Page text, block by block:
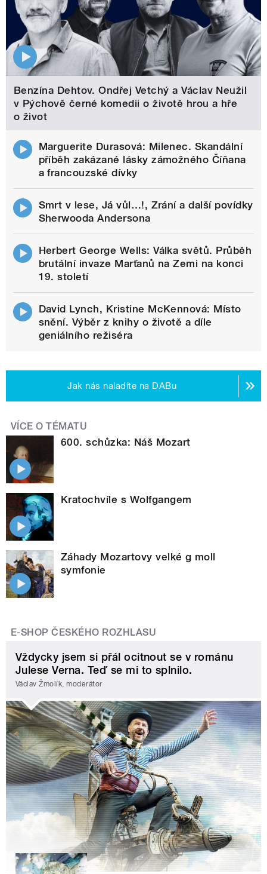
Benzína Dehtov. Ondřej Vetchý a Václav Neužil
v Pýchově černé komedii o životě hrou a hře
o život
Marguerite Durasová: Milenec. Skandální
příběh zakázané lásky zámožného Číňana
a francouzské dívky
Smrt v lese, Já vůl…!, Zrání a další povídky
Sherwooda Andersona
Herbert George Wells: Válka světů. Průběh
brutální invaze Marťanů na Zemi na konci
19. století
David Lynch, Kristine McKennová: Místo
snění. Výběr z knihy o životě a díle
geniálního režiséra
Jak nás naladíte na DABu
VÍCE O TÉMATU
600. schůzka: Náš Mozart
Kratochvíle s Wolfgangem
Záhady Mozartovy velké g moll
symfonie
E-SHOP ČESKÉHO ROZHLASU
Vždycky jsem si přál ocitnout se v románu
Julese Verna. Teď se mi to splnilo.
Václav Žmolík, moderátor